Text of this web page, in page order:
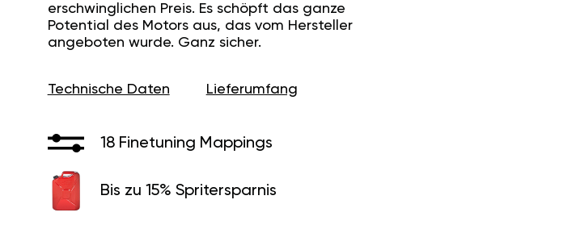
erschwinglichen Preis. Es schöpft das ganze
Potential des Motors aus, das vom Hersteller
angeboten wurde. Ganz sicher.
Technische Daten Lieferumfang
18 Finetuning Mappings
Bis zu 15% Spritersparnis